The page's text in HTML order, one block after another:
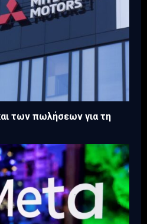
των πωλήσεων για τη